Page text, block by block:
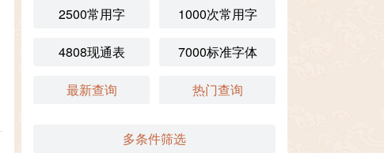
2500常用字 1000次常用字
4808现通表 7000标准字体
最新查询 热门查询
多条件筛选